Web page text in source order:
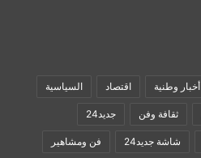
أخبار وطنية اقتصاد السياسية
ثقافة وفن جديد24
شاشة جديد24 فن ومشاهير